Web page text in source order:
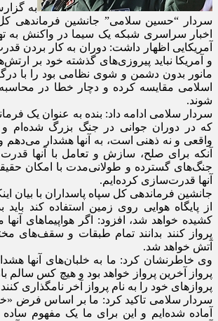
به
سردار “حسین سلامی” جانشین فرماندهی کل
اخبار سراسری شبکه یک سیما در واکنش به
آمریکایی اظهار داشت:‌ دوران به کار بردن
و آمریکا نباید پیروزی‌های گذشته خود بر
مانور بدون دشمن و شوی نظامی بود را با
اسلامی مقایسه کرده و دچار خطا در محاسبه
شوند.
سردار سلامی ادامه داد: بنده به عنوان یک
که در دوران جوانی در جنگ بزرگ شده‌ام و
واقعی و نه ذهنی است، به آنها هشدار می‌دهم
آنکه برای صلح، سازش و تعامل با آنها
جنگ‌های گسترده و طولانی‌مدت با امکان
آنها قدرت‌سازی کرده‌ایم.
جانشین فرماندهی کل سپاه پاسداران با بیان
از پایگاه هوایی روی زمین استفاده کند باید
کشیده خواهد شد، افزود: اگر هواپیماهای
پرواز کنند بدانند تمام طبقات و سقف‌های
آتش خواهد شد.
وی خاطرنشان کرد: ما به خلبان‌های آنها
پرواز آخرین پرواز خواهد بود و هیچ کس سالم
پروازهای خود را به نام پرواز آخر نامگذاری
سردار سلامی تاکید کرد: ما بر اساس فرض
آماده شده‌ایم و این برای ما یک مفهوم